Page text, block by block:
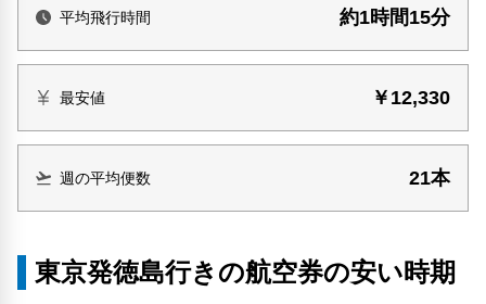
平均飛行時間 約1時間15分
最安値 ￥12,330
週の平均便数 21本
東京発徳島行きの航空券の安い時期